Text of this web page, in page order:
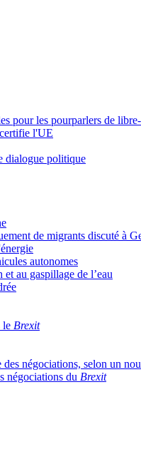
pour les pourparlers de
l'UE
dialogue politique
de migrants discuté à
autonomes
au gaspillage de l’eau
le Brexit
négociations, selon un
négociations du Brexit